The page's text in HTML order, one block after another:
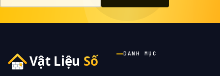
DANH MỤC